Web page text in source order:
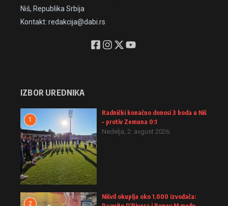
Niš, Republika Srbija
Kontakt: redakcija@dabi.rs
IZBOR UREDNIKA
1
Radnički konačno donosi 3 boda u Niš
– protiv Zemuna 0:1
Nedelja, 2. avgust 2026.
2
Nišvil okuplja oko 1.000 izvođača: